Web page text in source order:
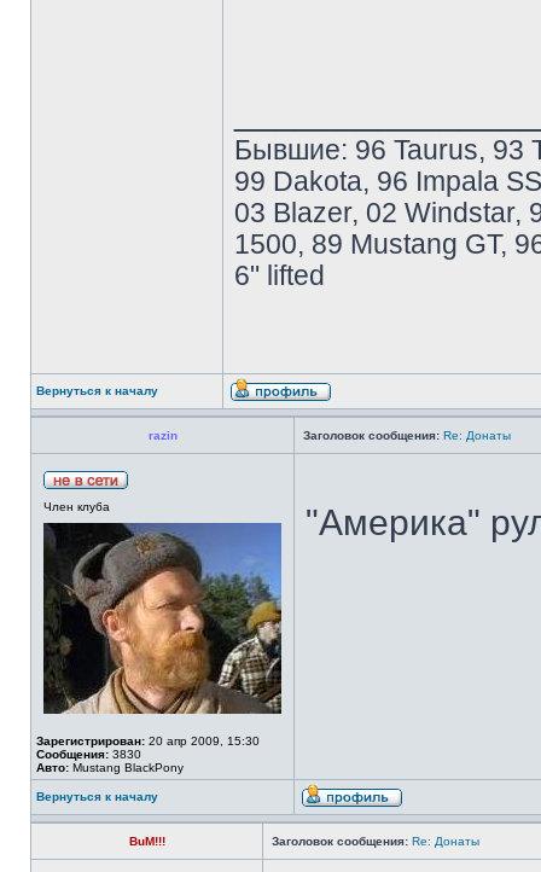
Бывшие: 96 Taurus, 93
99 Dakota, 96 Impala
03 Blazer, 02 Windstar,
1500, 89 Mustang GT,
6" lifted
Вернуться к началу
razin Заголовок сообщения: Re: Донаты
Член клуба
Зарегистрирован: 20 апр 2009, 15:30
Сообщения: 3830
Авто: Mustang BlackPony
"Америка"
Вернуться к началу
BuM!!! Заголовок сообщения: Re: Донаты